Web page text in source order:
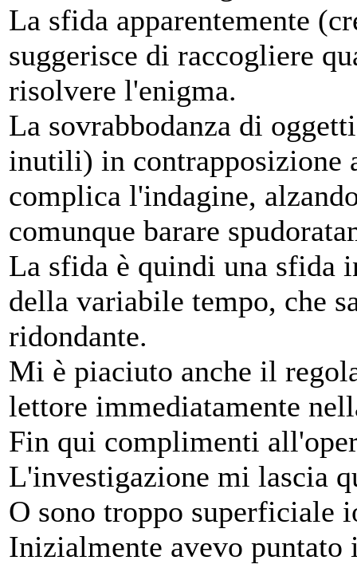
La sfida apparentemente
suggerisce di raccogliere
risolvere l'enigma.
La sovrabbodanza di
inutili) in contrapposizione
complica l'indagine,
comunque barare
La sfida è quindi una sfida
della variabile tempo, che
ridondante.
Mi è piaciuto anche il
lettore immediatamente
Fin qui complimenti
L'investigazione mi lascia
O sono troppo superficiale
Inizialmente avevo